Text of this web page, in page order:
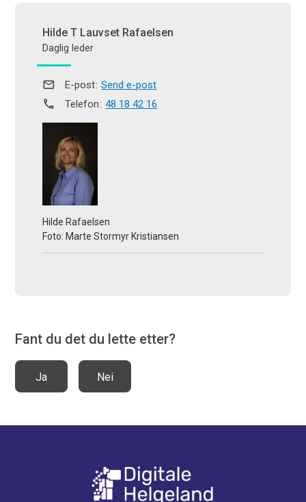
Hilde T Lauvset Rafaelsen
Daglig leder
E-post Send e-post
Telefon 48 18 42 16
Hilde Rafaelsen
Marte Stormyr Kristiansen
Fant du det du lette etter?
Ja Nei